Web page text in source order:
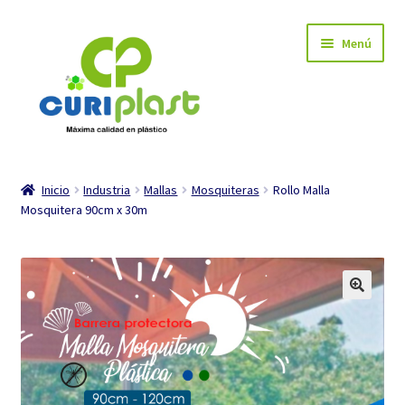
navegación
contenido
Menú
Carrito de compra
Mi cuenta
Tienda
Industria
el
menú
Inicio Industria Mallas Mosquiteras
Rollo Malla
Mosquitera 90cm x 30m